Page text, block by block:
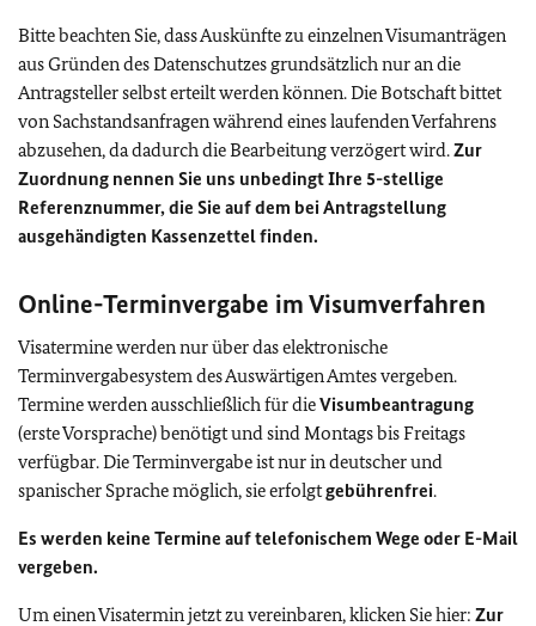
Bitte beachten Sie, dass Auskünfte zu einzelnen Visumanträgen
aus Gründen des Datenschutzes grundsätzlich nur an die
Antragsteller selbst erteilt werden können. Die Botschaft bittet
von Sachstandsanfragen während eines laufenden Verfahrens
abzusehen, da dadurch die Bearbeitung verzögert wird.Zur
Zuordnung nennen Sie uns unbedingt Ihre 5-stellige
Referenznummer, die Sie auf dem bei Antragstellung
ausgehändigten Kassenzettel finden.
Online-Terminvergabe im Visumverfahren
Visatermine werden nur über das elektronische
Terminvergabesystem des Auswärtigen Amtes vergeben.
Termine werden ausschließlich für dieVisumbeantragung
(erste Vorsprache) benötigt und sind Montags bis Freitags
verfügbar. Die Terminvergabe ist nur in deutscher und
spanischer Sprache möglich, sie erfolgtgebührenfrei.
Es werden keine Termine auf telefonischem Wege oder E-Mail
vergeben.
Um einen Visatermin jetzt zu vereinbaren, klicken Sie hier: Zur